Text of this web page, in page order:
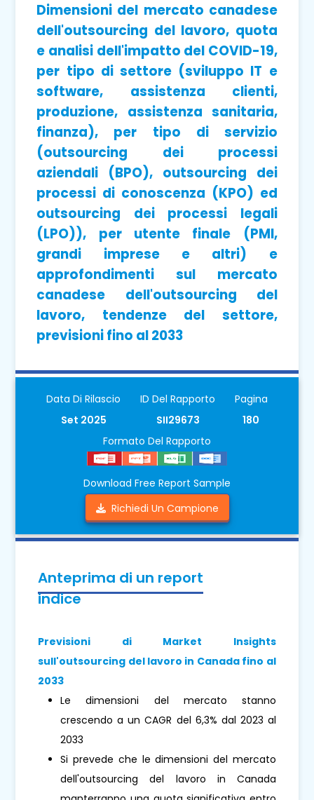
Dimensioni del mercato canadese
dell'outsourcing del lavoro, quota
e analisi dell'impatto del COVID-19,
per tipo di settore (sviluppo IT e
software, assistenza clienti,
produzione, assistenza sanitaria,
finanza), per tipo di servizio
(outsourcing dei processi
aziendali (BPO), outsourcing dei
processi di conoscenza (KPO) ed
outsourcing dei processi legali
(LPO)), per utente finale (PMI,
grandi imprese e altri) e
approfondimenti sul mercato
canadese dell'outsourcing del
lavoro, tendenze del settore,
previsioni fino al 2033
Data Di Rilascio
Set 2025
ID Del Rapporto
SII29673
Pagina
180
Formato Del Rapporto
Download Free Report Sample
Richiedi Un Campione
Anteprima di un report
indice
Previsioni di Market Insights
sull'outsourcing del lavoro in Canada fino al
2033
Le dimensioni del mercato stanno
crescendo a un CAGR del 6,3% dal 2023 al
2033
Si prevede che le dimensioni del mercato
dell'outsourcing del lavoro in Canada